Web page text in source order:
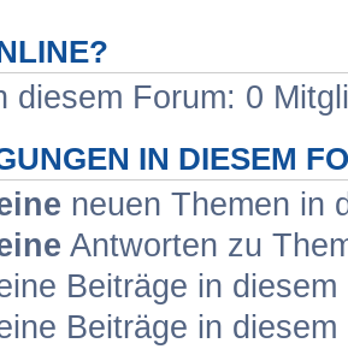
diesem Forum: 0
IN DIESEM
neuen Themen in
Antworten zu
Beiträge in
Beiträge in